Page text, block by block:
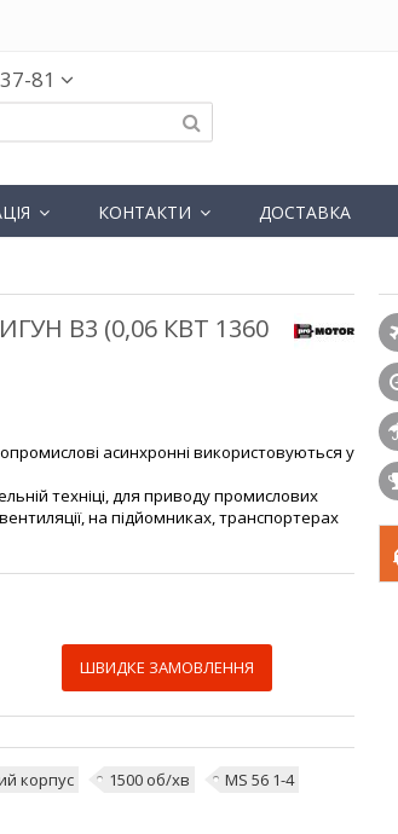
81
КОНТАКТИ ДОСТАВКА
B3 (0,06 КВТ 1360
асинхронні використовуються у
техніці, для приводу промислових
на підйомниках, транспортерах
ШВИДКЕ ЗАМОВЛЕННЯ
корпус 1500 об/хв MS 56 1-4